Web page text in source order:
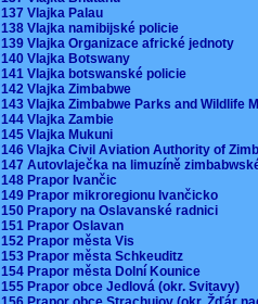
137 Vlajka Palau
138 Vlajka namibijské policie
139 Vlajka Organizace africké jednoty
140 Vlajka Botswany
141 Vlajka botswanské policie
142 Vlajka Zimbabwe
143 Vlajka Zimbabwe Parks and Wildlife
144 Vlajka Zambie
145 Vlajka Mukuni
146 Vlajka Civil Aviation Authority of
147 Autovlaječka na limuzíně
148 Prapor Ivančic
149 Prapor mikroregionu Ivančicko
150 Prapory na Oslavanské radnici
151 Prapor Oslavan
152 Prapor města Vis
153 Prapor města Schkeuditz
154 Prapor města Dolní Kounice
155 Prapor obce Jedlová (okr. Svitavy)